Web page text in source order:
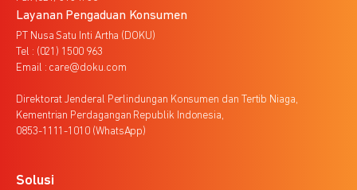
Layanan Pengaduan Konsumen
PT Nusa Satu Inti Artha (DOKU)
Tel : (021) 1500 963
Email : care@doku.com
Direktorat Jenderal Perlindungan Konsumen dan Tertib Niaga,
Kementrian Perdagangan Republik Indonesia,
0853-1111-1010 (WhatsApp)
Solusi